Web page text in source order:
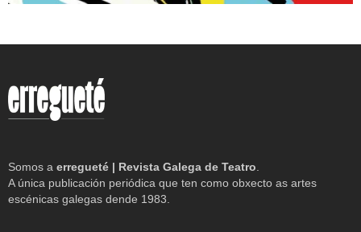
Somos a erregueté | Revista Galega de Teatro
A única publicación periódica que ten como obxecto as artes
escénicas galegas dende 1983.